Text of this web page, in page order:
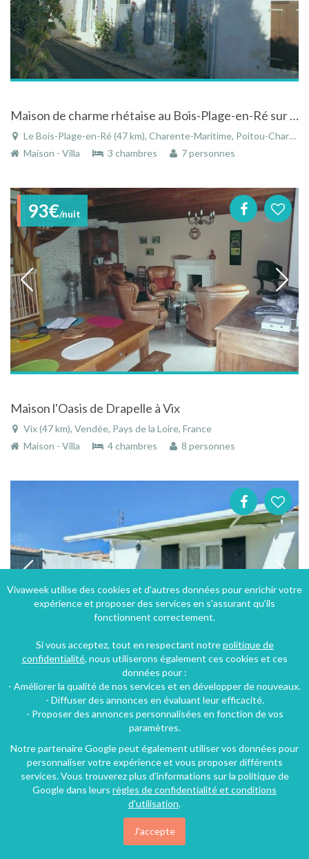
Maison de charme rhétaise au Bois-Plage-en-Ré sur l'Ile de Ré
Le Bois-Plage-en-Ré (47 km), Charente-Maritime, Poitou-Charentes, Nouvelle-Aquitaine, France
Maison - Villa
3 chambres 7 personnes
93€/nuit
Maison l'Oasis de Drapelle à Vix
Vix (47 km), Vendée, Pays de la Loire, France
Maison - Villa
4 chambres 8 personnes
Le Bois-Plage-en-Ré (48 km), Charente-Maritime, Poitou-Charentes, Nouvelle-Aquitaine, France
218€
Vivaweek utilise des cookies et d'autres données pour enrichir votre
expérience et proposer des services en s'assurant qu'ils
fonctionnent correctement.
Si vous acceptez, tout en respectant notrepolitique de
confidentialité, nous utiliserons également ces cookies et ces
données pour :
- Améliorer la qualité de nos services et en développer de nouveaux.
- Diffuser des annonces en évaluant leur efficacité.
- Proposer des annonces personnalisées en fonction de vos
paramètres.
Notre partenaire Google peut également utiliser vos données pour
personnaliser votre expérience et vous proposer différents
services. Vous trouverez plus d'informations sur la politique de
Google dans leurs règles de confidentialité et conditions
d'utilisation.
J'accepte